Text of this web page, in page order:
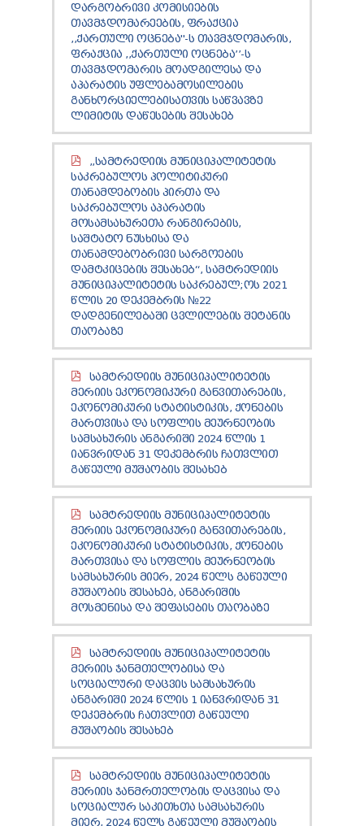
ᲓᲐᲠᲒᲝᲑᲠᲘᲕᲘ ᲙᲝᲛᲘᲡᲘᲔᲑᲘᲡ
ᲗᲐᲕᲛᲯᲓᲝᲛᲐᲠᲔᲔᲑᲘᲡ, ᲤᲠᲐᲥᲪᲘᲐ
,,ᲥᲐᲠᲗᲣᲚᲘ ᲝᲪᲜᲔᲑᲐ''-Ს ᲗᲐᲕᲛᲯᲓᲝᲛᲐᲠᲘᲡ,
ᲤᲠᲐᲥᲪᲘᲐ ,,ᲥᲐᲠᲗᲣᲚᲘ ᲝᲪᲜᲔᲑᲐ’’-Ს
ᲗᲐᲕᲛᲯᲓᲝᲛᲐᲠᲘᲡ ᲛᲝᲐᲓᲒᲘᲚᲔᲡᲐ ᲓᲐ
ᲐᲞᲐᲠᲐᲢᲘᲡ ᲣᲤᲚᲔᲑᲐᲛᲝᲡᲘᲚᲔᲑᲘᲡ
ᲒᲐᲜᲮᲝᲠᲪᲘᲔᲚᲔᲑᲘᲡᲐᲗᲕᲘᲡ ᲡᲐᲬᲕᲐᲕᲖᲔ
ᲚᲘᲛᲘᲢᲘᲡ ᲓᲐᲬᲔᲡᲔᲑᲘᲡ ᲨᲔᲡᲐᲮᲔᲑ
,,ᲡᲐᲛᲢᲠᲔᲓᲘᲘᲡ ᲛᲣᲜᲘᲪᲘᲞᲐᲚᲘᲢᲔᲢᲘᲡ
ᲡᲐᲙᲠᲔᲑᲣᲚᲝᲡ ᲞᲝᲚᲘᲢᲘᲙᲣᲠᲘ
ᲗᲐᲜᲐᲛᲓᲔᲑᲝᲑᲘᲡ ᲞᲘᲠᲗᲐ ᲓᲐ
ᲡᲐᲙᲠᲔᲑᲣᲚᲝᲡ ᲐᲞᲐᲠᲐᲢᲘᲡ
ᲛᲝᲡᲐᲛᲡᲐᲮᲣᲠᲔᲗᲐ ᲠᲐᲜᲒᲘᲠᲔᲑᲘᲡ,
ᲡᲐᲨᲢᲐᲢᲝ ᲜᲣᲡᲮᲘᲡᲐ ᲓᲐ
ᲗᲐᲜᲐᲛᲓᲔᲑᲝᲑᲠᲘᲕᲘ ᲡᲐᲠᲒᲝᲔᲑᲘᲡ
ᲓᲐᲛᲢᲙᲘᲪᲔᲑᲘᲡ ᲨᲔᲡᲐᲮᲔᲑ“, ᲡᲐᲛᲢᲠᲔᲓᲘᲘᲡ
ᲛᲣᲜᲘᲪᲘᲞᲐᲚᲘᲢᲔᲢᲘᲡ ᲡᲐᲙᲠᲔᲑᲣᲚ;ᲝᲡ 2021
ᲬᲚᲘᲡ 20 ᲓᲔᲙᲔᲛᲑᲠᲘᲡ №22
ᲓᲐᲓᲒᲔᲜᲘᲚᲔᲑᲐᲨᲘ ᲪᲕᲚᲘᲚᲔᲑᲘᲡ ᲨᲔᲢᲐᲜᲘᲡ
ᲗᲐᲝᲑᲐᲖᲔ
ᲡᲐᲛᲢᲠᲔᲓᲘᲘᲡ ᲛᲣᲜᲘᲪᲘᲞᲐᲚᲘᲢᲔᲢᲘᲡ
ᲛᲔᲠᲘᲘᲡ ᲔᲙᲝᲜᲝᲛᲘᲙᲣᲠᲘ ᲒᲐᲜᲕᲘᲗᲐᲠᲔᲑᲘᲡ,
ᲔᲙᲝᲜᲝᲛᲘᲙᲣᲠᲘ ᲡᲢᲐᲢᲘᲡᲢᲘᲙᲘᲡ, ᲥᲝᲜᲔᲑᲘᲡ
ᲛᲐᲠᲗᲕᲘᲡᲐ ᲓᲐ ᲡᲝᲤᲚᲘᲡ ᲛᲔᲣᲠᲜᲔᲝᲑᲘᲡ
ᲡᲐᲛᲡᲐᲮᲣᲠᲘᲡ ᲐᲜᲒᲐᲠᲘᲨᲘ 2024 ᲬᲚᲘᲡ 1
ᲘᲐᲜᲕᲠᲘᲓᲐᲜ 31 ᲓᲔᲙᲔᲛᲑᲠᲘᲡ ᲩᲐᲗᲕᲚᲘᲗ
ᲒᲐᲬᲔᲣᲚᲘ ᲛᲣᲨᲐᲝᲑᲘᲡ ᲨᲔᲡᲐᲮᲔᲑ
ᲡᲐᲛᲢᲠᲔᲓᲘᲘᲡ ᲛᲣᲜᲘᲪᲘᲞᲐᲚᲘᲢᲔᲢᲘᲡ
ᲛᲔᲠᲘᲘᲡ ᲔᲙᲝᲜᲝᲛᲘᲙᲣᲠᲘ ᲒᲐᲜᲕᲘᲗᲐᲠᲔᲑᲘᲡ,
ᲔᲙᲝᲜᲝᲛᲘᲙᲣᲠᲘ ᲡᲢᲐᲢᲘᲡᲢᲘᲙᲘᲡ, ᲥᲝᲜᲔᲑᲘᲡ
ᲛᲐᲠᲗᲕᲘᲡᲐ ᲓᲐ ᲡᲝᲤᲚᲘᲡ ᲛᲔᲣᲠᲜᲔᲝᲑᲘᲡ
ᲡᲐᲛᲡᲐᲮᲣᲠᲘᲡ ᲛᲘᲔᲠ, 2024 ᲬᲔᲚᲡ ᲒᲐᲬᲔᲣᲚᲘ
ᲛᲣᲨᲐᲝᲑᲘᲡ ᲨᲔᲡᲐᲮᲔᲑ, ᲐᲜᲒᲐᲠᲘᲨᲘᲡ
ᲛᲝᲡᲛᲔᲜᲘᲡᲐ ᲓᲐ ᲨᲔᲤᲐᲡᲔᲑᲘᲡ ᲗᲐᲝᲑᲐᲖᲔ
ᲡᲐᲛᲢᲠᲔᲓᲘᲘᲡ ᲛᲣᲜᲘᲪᲘᲞᲐᲚᲘᲢᲔᲢᲘᲡ
ᲛᲔᲠᲘᲘᲡ ᲯᲐᲜᲛᲗᲔᲚᲝᲑᲘᲡᲐ ᲓᲐ
ᲡᲝᲪᲘᲐᲚᲣᲠᲘ ᲓᲐᲪᲕᲘᲡ ᲡᲐᲛᲡᲐᲮᲣᲠᲘᲡ
ᲐᲜᲒᲐᲠᲘᲨᲘ 2024 ᲬᲚᲘᲡ 1 ᲘᲐᲜᲕᲠᲘᲓᲐᲜ 31
ᲓᲔᲙᲔᲛᲑᲠᲘᲡ ᲩᲐᲗᲕᲚᲘᲗ ᲒᲐᲬᲔᲣᲚᲘ
ᲛᲣᲨᲐᲝᲑᲘᲡ ᲨᲔᲡᲐᲮᲔᲑ
ᲡᲐᲛᲢᲠᲔᲓᲘᲘᲡ ᲛᲣᲜᲘᲪᲘᲞᲐᲚᲘᲢᲔᲢᲘᲡ
ᲛᲔᲠᲘᲘᲡ ᲯᲐᲜᲛᲠᲗᲔᲚᲝᲑᲘᲡ ᲓᲐᲪᲕᲘᲡᲐ ᲓᲐ
ᲡᲝᲪᲘᲐᲚᲣᲠ ᲡᲐᲙᲘᲗᲮᲗᲐ ᲡᲐᲛᲡᲐᲮᲣᲠᲘᲡ
ᲛᲘᲔᲠ, 2024 ᲬᲔᲚᲡ ᲒᲐᲬᲔᲣᲚᲘ ᲛᲣᲨᲐᲝᲑᲘᲡ